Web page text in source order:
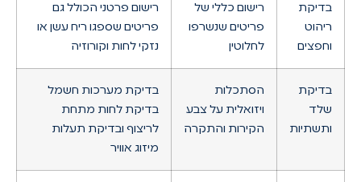
בדיקת
ריהוט
וחפצים
רישום כללי של
פריטים שנשרפו
לחלוטין
רישום פרטני הכולל גם
פריטים שספגו ריח עשן או
נזקי לחות וקורוזיה
בדיקת
שלד
ותשתיות
הסתכלות
ויזואלית על צבע
הקירות והתקרה
בדיקת מערכות חשמל
בדיקת לחות מתחת
לריצוף ובדיקת תעלות
מיזוג אוויר